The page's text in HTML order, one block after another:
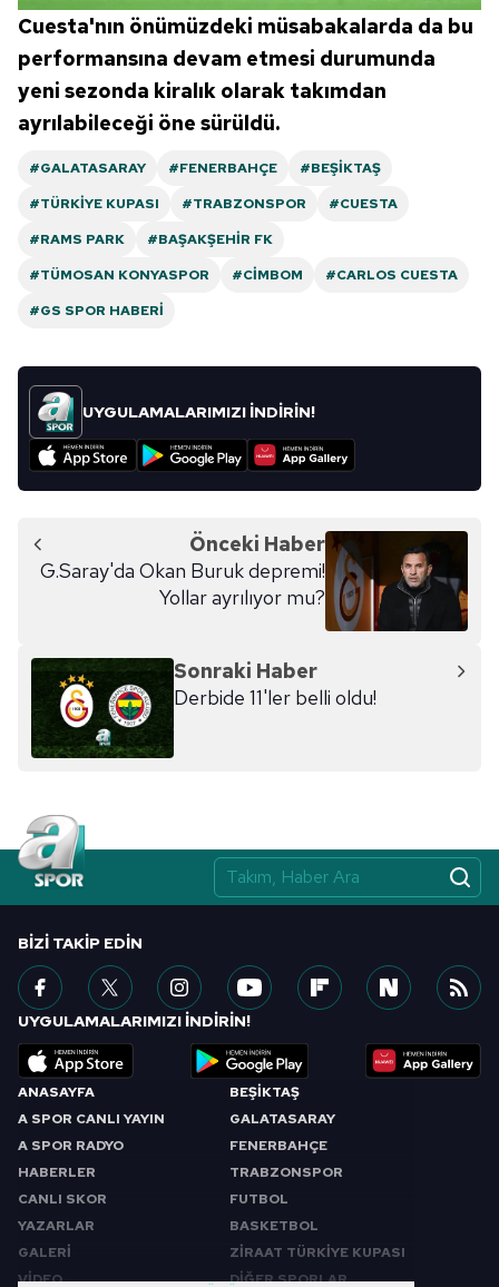
Cuesta'nın önümüzdeki müsabakalarda da bu
performansına devam etmesi durumunda
yeni sezonda kiralık olarak takımdan
ayrılabileceği öne sürüldü.
#GALATASARAY #FENERBAHÇE
#BEŞIKTAŞ
#TÜRKIYE KUPASI
#TRABZONSPOR
#CUESTA
#RAMS PARK
#BAŞAKŞEHIR FK
#TÜMOSAN KONYASPOR
#CIMBOM
#CARLOS CUESTA
#GS SPOR HABERI
UYGULAMALARIMIZI İNDİRİN!
Önceki Haber
G.Saray'da Okan Buruk depremi!
Yollar ayrılıyor mu?
Sonraki Haber
Derbide 11'ler belli oldu!
ANASAYFA
A SPOR CANLI YAYIN
A SPOR RADYO
HABERLER
CANLI SKOR
YAZARLAR
GALERİ
VİDEO
BEŞİKTAŞ
GALATASARAY
FENERBAHÇE
TRABZONSPOR
FUTBOL
BASKETBOL
ZİRAAT TÜRKİYE KUPASI
DİĞER SPORLAR
BIZI TAKIP EDIN
UYGULAMALARIMIZI İNDİRİN!